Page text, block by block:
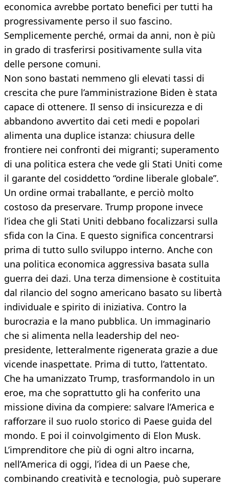
economica avrebbe portato benefici per tutti ha
progressivamente perso il suo fascino.
Semplicemente perché, ormai da anni, non è più
in grado di trasferirsi positivamente sulla vita
delle persone comuni.
Non sono bastati nemmeno gli elevati tassi di
crescita che pure l’amministrazione Biden è stata
capace di ottenere. Il senso di insicurezza e di
abbandono avvertito dai ceti medi e popolari
alimenta una duplice istanza: chiusura delle
frontiere nei confronti dei migranti; superamento
di una politica estera che vede gli Stati Uniti come
il garante del cosiddetto “ordine liberale globale”.
Un ordine ormai traballante, e perciò molto
costoso da preservare. Trump propone invece
l’idea che gli Stati Uniti debbano focalizzarsi sulla
sfida con la Cina. E questo significa concentrarsi
prima di tutto sullo sviluppo interno. Anche con
una politica economica aggressiva basata sulla
guerra dei dazi. Una terza dimensione è costituita
dal rilancio del sogno americano basato su libertà
individuale e spirito di iniziativa. Contro la
burocrazia e la mano pubblica. Un immaginario
che si alimenta nella leadership del neo-
presidente, letteralmente rigenerata grazie a due
vicende inaspettate. Prima di tutto, l’attentato.
Che ha umanizzato Trump, trasformandolo in un
eroe, ma che soprattutto gli ha conferito una
missione divina da compiere: salvare l’America e
rafforzare il suo ruolo storico di Paese guida del
mondo. E poi il coinvolgimento di Elon Musk.
L’imprenditore che più di ogni altro incarna,
nell’America di oggi, l’idea di un Paese che,
combinando creatività e tecnologia, può superare